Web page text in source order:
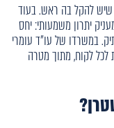
להקל בה ראש. בעוד
יתרון משמעותי: יחס
במשרדו של עו"ד עומרי
לקוח, מתוך מטרה